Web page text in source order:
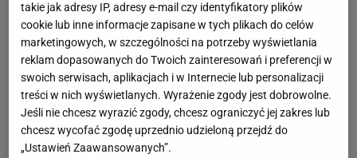
takie jak adresy IP, adresy e-mail czy identyfikatory plików
cookie lub inne informacje zapisane w tych plikach do celów
marketingowych, w szczególności na potrzeby wyświetlania
reklam dopasowanych do Twoich zainteresowań i preferencji w
swoich serwisach, aplikacjach i w Internecie lub personalizacji
treści w nich wyświetlanych. Wyrażenie zgody jest dobrowolne.
Jeśli nie chcesz wyrazić zgody, chcesz ograniczyć jej zakres lub
chcesz wycofać zgodę uprzednio udzieloną przejdź do
„Ustawień Zaawansowanych”.